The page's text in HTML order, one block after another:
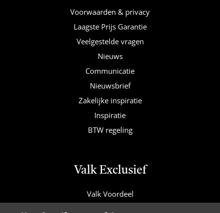
Voorwaarden & privacy
Laagste Prijs Garantie
Veelgestelde vragen
Nieuws
Communicatie
Nieuwsbrief
Zakelijke inspiratie
Inspiratie
BTW regeling
Valk Exclusief
Valk Voordeel